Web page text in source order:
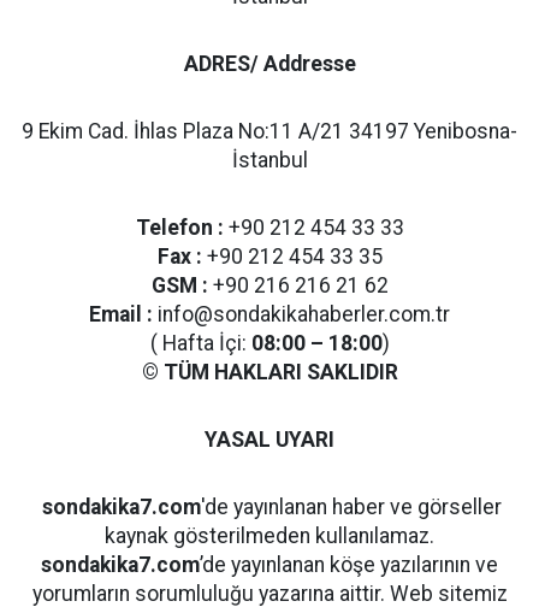
ADRES/ Addresse
9 Ekim Cad. İhlas Plaza No:11 A/21 34197 Yenibosna-
İstanbul
Telefon : +90 212 454 33 33
Fax : +90 212 454 33 35
GSM : +90 216 216 21 62
Email : info@sondakikahaberler.com.tr
( Hafta İçi: 08:00 – 18:00)
© TÜM HAKLARI SAKLIDIR
YASAL UYARI
sondakika7.com'de yayınlanan haber ve görseller
kaynak gösterilmeden kullanılamaz.
sondakika7.com’de yayınlanan köşe yazılarının ve
yorumların sorumluluğu yazarına aittir. Web sitemiz